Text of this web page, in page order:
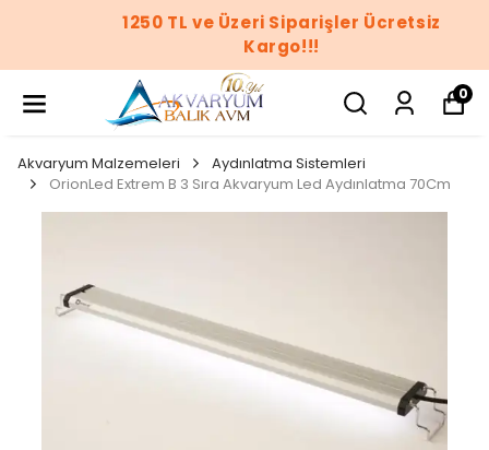
1250 TL ve Üzeri Siparişler Ücretsiz
Kargo!!!
0
Akvaryum Malzemeleri
Aydınlatma Sistemleri
OrionLed Extrem B 3 Sıra Akvaryum Led Aydınlatma 70Cm